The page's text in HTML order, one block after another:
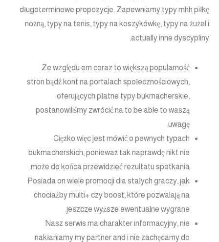
długoterminowe propozycje. Zapewniamy typy mhh piłkę
nożną, typy na tenis, typy na koszykówkę, typy na żużel i
actually inne dyscypliny.
Ze względu em coraz to większą popularność
stron bądź kont na portalach społecznościowych,
oferujących płatne typy bukmacherskie,
postanowiliśmy zwrócić na to be able to waszą
uwagę.
Ciężko więc jest mówić o pewnych typach
bukmacherskich, ponieważ tak naprawdę nikt nie
może do końca przewidzieć rezultatu spotkania.
Posiada on wiele promocji dla stałych graczy, jak
chociażby multi+ czy boost, które pozwalają na
jeszcze wyższe ewentualne wygrane.
Nasz serwis ma charakter informacyjny, nie
nakłaniamy my partner and i nie zachęcamy do